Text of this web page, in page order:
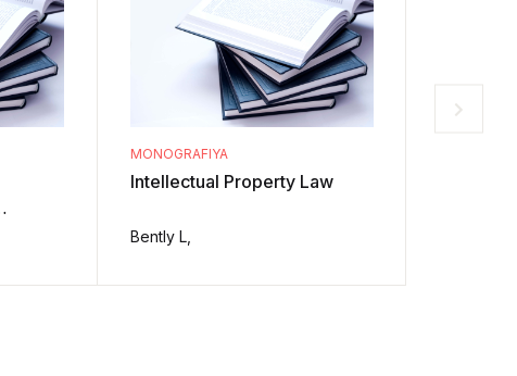
MONOGRAFIYA
Intellectual Property Law
Bently L,